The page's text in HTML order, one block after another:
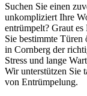
Suchen Sie einen
unkompliziert Ihre
entrümpelt? Graut
Sie bestimmte
in Cornberg der
Stress und lange
Wir unterstützen Sie
von Entrümpelung.